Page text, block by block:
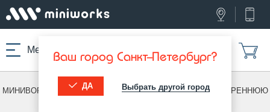
Меню Ваш город Санкт-Петербург?
ДА Выбрать другой город
МИНИВОРКС ПРО ТЕРМОСТОЙКИЕ ИЗДЕЛИЯ /ПОД ВНУТРЕННЮЮ